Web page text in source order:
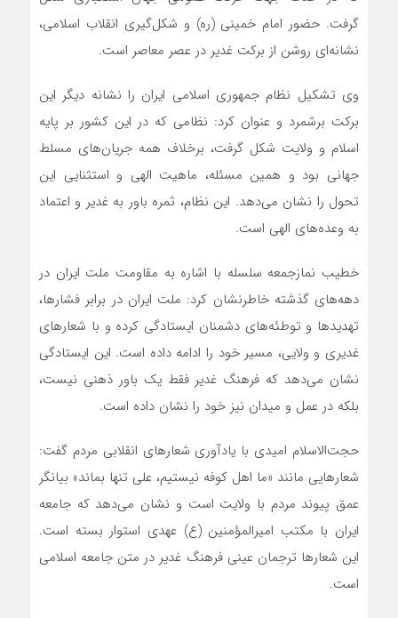
گرفت. حضور امام خمینی (ره) و شکل‌گیری انقلاب اسلامی،
نشانه‌ای روشن از برکت غدیر در عصر معاصر است.
وی تشکیل نظام جمهوری اسلامی ایران را نشانه دیگر این
برکت برشمرد و عنوان کرد: نظامی که در این کشور بر پایه
اسلام و ولایت شکل گرفت، برخلاف همه جریان‌های مسلط
جهانی بود و همین مسئله، ماهیت الهی و استثنایی این
تحول را نشان می‌دهد. این نظام، ثمره باور به غدیر و اعتماد
به وعده‌های الهی است.
خطیب نمازجمعه سلسله با اشاره به مقاومت ملت ایران در
دهه‌های گذشته خاطرنشان کرد: ملت ایران در برابر فشارها،
تهدیدها و توطئه‌های دشمنان ایستادگی کرده و با شعارهای
غدیری و ولایی، مسیر خود را ادامه داده است. این ایستادگی
نشان می‌دهد که فرهنگ غدیر فقط یک باور ذهنی نیست،
بلکه در عمل و میدان نیز خود را نشان داده است.
حجت‌الاسلام امیدی با یادآوری شعارهای انقلابی مردم گفت:
شعارهایی مانند «ما اهل کوفه نیستیم، علی تنها بماند» بیانگر
عمق پیوند مردم با ولایت است و نشان می‌دهد که جامعه
ایران با مکتب امیرالمؤمنین (ع) عهدی استوار بسته است.
این شعارها ترجمان عینی فرهنگ غدیر در متن جامعه اسلامی
است.